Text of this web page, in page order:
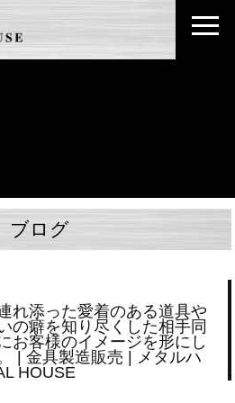
ブログ
れ添った愛着のある道具や
の癖を知り尽くした相手同
お客様のイメージを形にし
| 金具製造販売 | メタルハ
HOUSE